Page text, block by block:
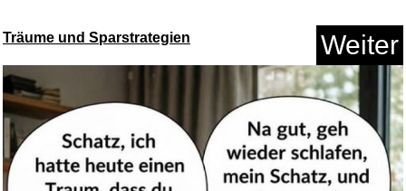
Träume und Sparstrategien Weiter